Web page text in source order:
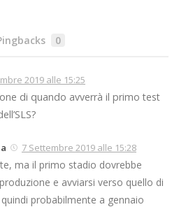
0
2019 alle 15:25
di quando avverrà il primo test
7 Settembre 2019 alle 15:28
ma il primo stadio dovrebbe
e avviarsi verso quello di
probabilmente a gennaio